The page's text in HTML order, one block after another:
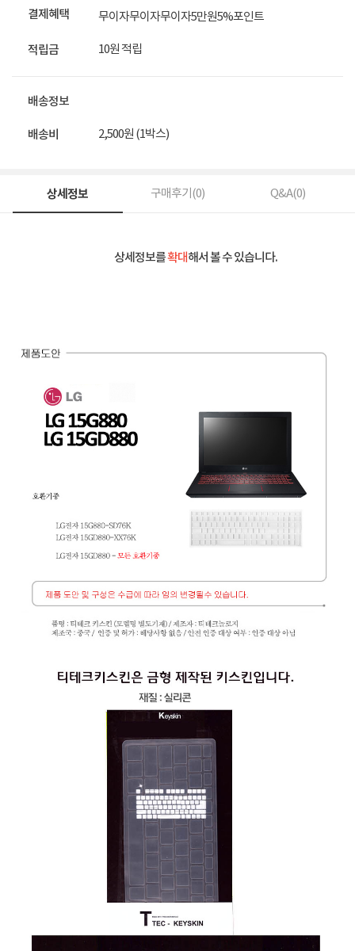
결제혜택 무이자무이자무이자5만원5%포인트
적립금 10원 적립
배송정보
배송비 2,500원 (1박스)
상세정보 구매후기(0) Q&A(0)
상세정보를확대해서 볼 수 있습니다.